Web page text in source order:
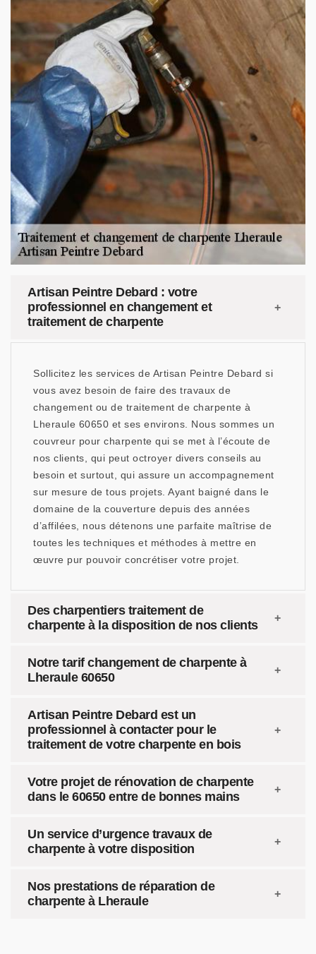
Artisan Peintre Debard : votre
professionnel en changement et
traitement de charpente
Sollicitez les services de Artisan Peintre Debard si
vous avez besoin de faire des travaux de
changement ou de traitement de charpente à
Lheraule 60650 et ses environs. Nous sommes un
couvreur pour charpente qui se met à l’écoute de
nos clients, qui peut octroyer divers conseils au
besoin et surtout, qui assure un accompagnement
sur mesure de tous projets. Ayant baigné dans le
domaine de la couverture depuis des années
d’affilées, nous détenons une parfaite maîtrise de
toutes les techniques et méthodes à mettre en
œuvre pur pouvoir concrétiser votre projet.
Des charpentiers traitement de
charpente à la disposition de nos clients
Notre tarif changement de charpente à
Lheraule 60650
Artisan Peintre Debard est un
professionnel à contacter pour le
traitement de votre charpente en bois
Votre projet de rénovation de charpente
dans le 60650 entre de bonnes mains
Un service d’urgence travaux de
charpente à votre disposition
Nos prestations de réparation de
charpente à Lheraule